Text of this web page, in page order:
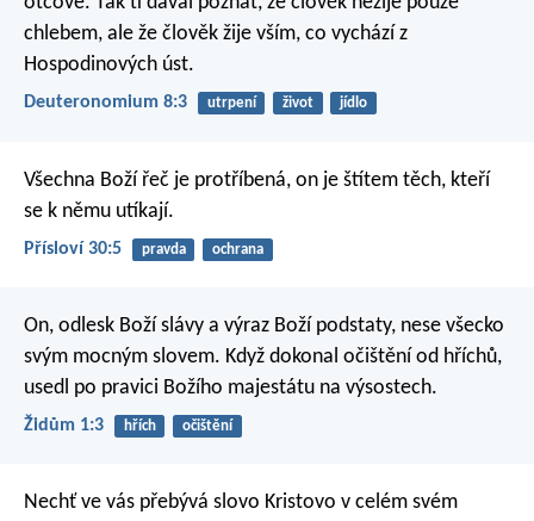
chlebem, ale že člověk žije vším, co vychází z
Hospodinových úst.
Deuteronomium 8:3 utrpení život jídlo
Všechna Boží řeč je protříbená, on je štítem těch, kteří
se k němu utíkají.
Přísloví 30:5 pravda ochrana
On, odlesk Boží slávy a výraz Boží podstaty, nese všecko
svým mocným slovem. Když dokonal očištění od hříchů,
usedl po pravici Božího majestátu na výsostech.
Židům 1:3 hřích očištění
Nechť ve vás přebývá slovo Kristovo v celém svém